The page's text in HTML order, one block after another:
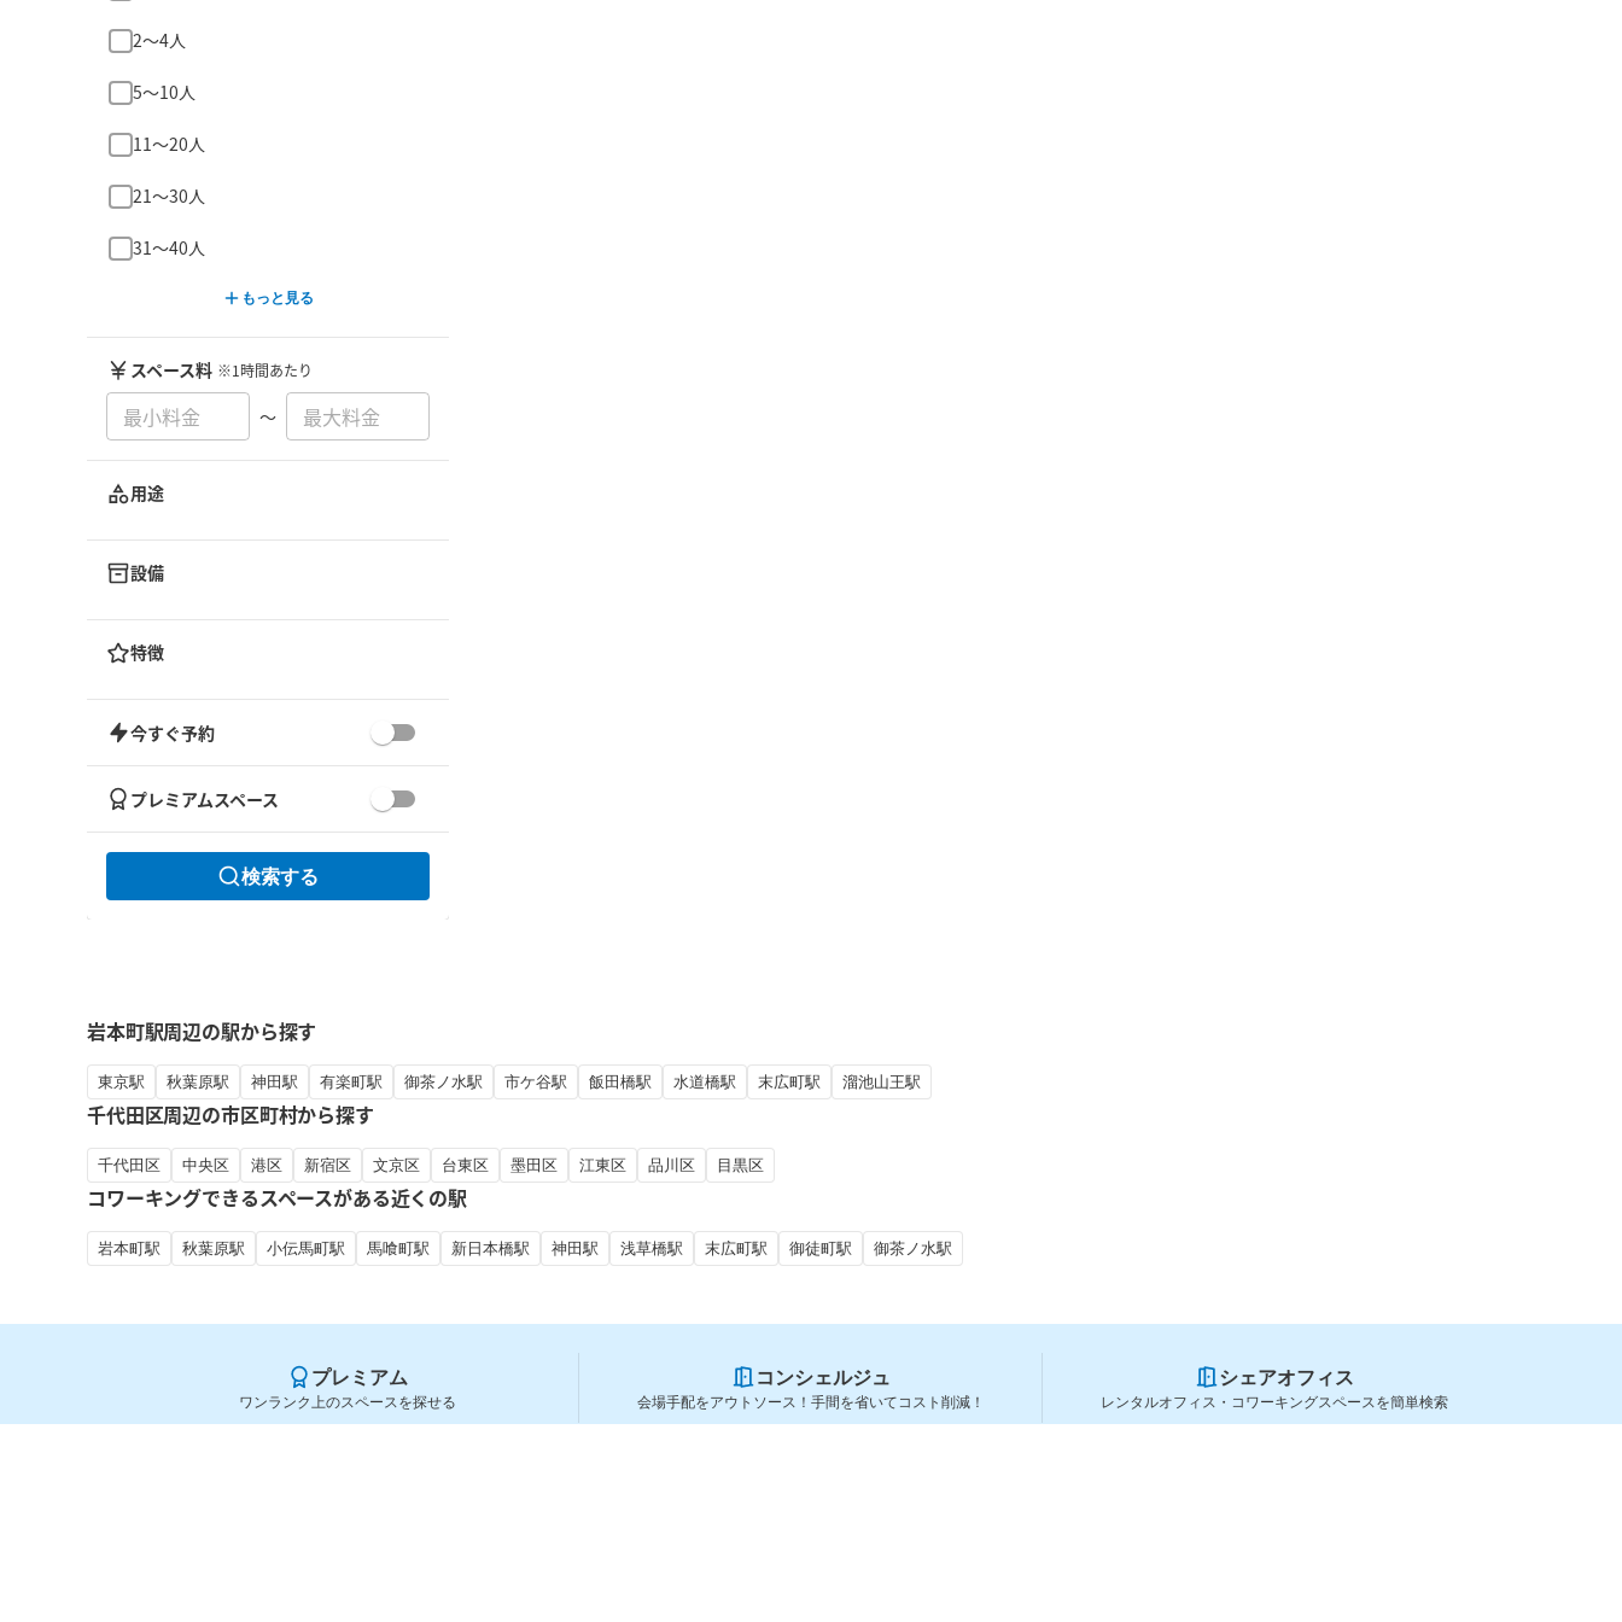
2〜4人
5〜10人
11〜20人
21〜30人
31〜40人
もっと見る
スペース料 ※1時間あたり
〜
用途
設備
特徴
今すぐ予約
プレミアムスペース
検索する
岩本町駅周辺の駅から探す
東京駅 秋葉原駅 神田駅 有楽町駅 御茶ノ水駅 市ケ谷駅 飯田橋駅 水道橋駅 末広町駅 溜池山王駅
千代田区周辺の市区町村から探す
千代田区 中央区 港区 新宿区 文京区 台東区 墨田区 江東区 品川区 目黒区
コワーキングできるスペースがある近くの駅
岩本町駅 秋葉原駅 小伝馬町駅 馬喰町駅 新日本橋駅 神田駅 浅草橋駅 末広町駅 御徒町駅 御茶ノ水駅
プレミアム
ワンランク上のスペースを探せる
コンシェルジュ
会場手配をアウトソース！手間を省いてコスト削減！
シェアオフィス
レンタルオフィス・コワーキングスペースを簡単検索